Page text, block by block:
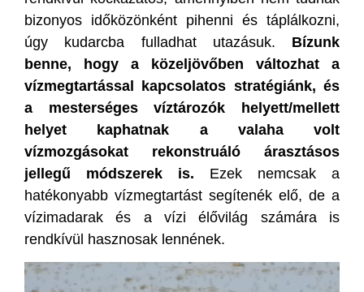
bizonyos időközönként pihenni és táplálkozni,
úgy kudarcba fulladhat utazásuk. Bízunk
benne, hogy a közeljövőben változhat a
vízmegtartással kapcsolatos stratégiánk, és
a mesterséges víztározók helyett/mellett
helyet kaphatnak a valaha volt
vízmozgásokat rekonstruáló árasztásos
jellegű módszerek is. Ezek nemcsak a
hatékonyabb vízmegtartást segítenék elő, de a
vízimadarak és a vízi élővilág számára is
rendkívül hasznosak lennének.